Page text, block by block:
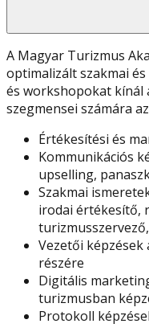
A Magyar Turizmus
optimalizált szakmai
és workshopokat
szegmensei számára
Értékesítési és
Kommunikációs
upselling,
Szakmai
irodai értékesítő,
Vezetői
részére
Digitális
turizmusban
Protokoll